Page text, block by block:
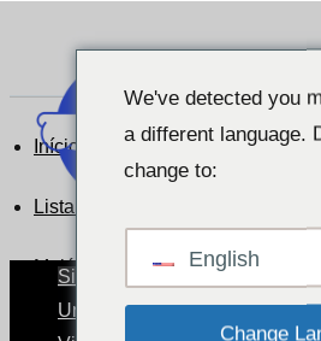
Situação dos animais de
Um mundo com animais de
Início
Lista de depoimentos de clientes
Malásia
We've detected you
a different language.
change to:
English
Change